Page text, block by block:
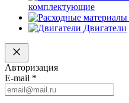
комплектующие
Двигатели
Авторизация
E-mail *